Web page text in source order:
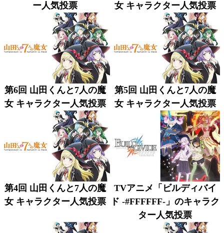
ー人気投票
女 キャラクター人気投票
第6回 山田くんと7人の魔
女 キャラクター人気投票
第5回 山田くんと7人の魔
女 キャラクター人気投票
第4回 山田くんと7人の魔
女 キャラクター人気投票
TVアニメ「ビルディバイ
ド -#FFFFFF-」のキャラク
ター人気投票